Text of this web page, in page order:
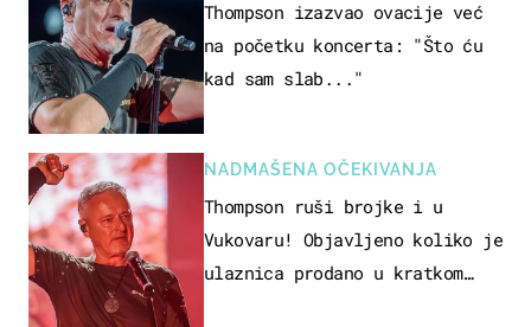
Thompson izazvao ovacije već
na početku koncerta: "Što ću
kad sam slab..."
NADMAŠENA OČEKIVANJA
Thompson ruši brojke i u
Vukovaru! Objavljeno koliko je
ulaznica prodano u kratkom